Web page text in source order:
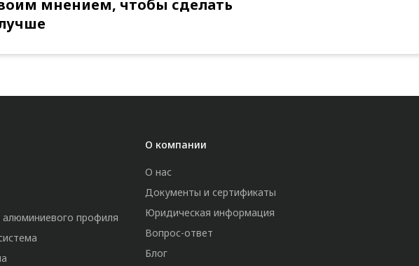
мнением, чтобы сделать
алюминиевого профиля
О компании
О нас
Документы и сертификаты
Юридическая информация
Вопрос-ответ
Блог